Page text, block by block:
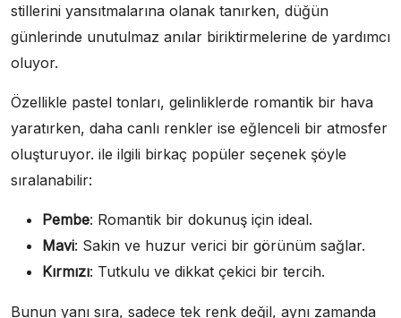
stillerini yansıtmalarına olanak tanırken, düğün
günlerinde unutulmaz anılar biriktirmelerine de yardımcı
oluyor.
Özellikle pastel tonları, gelinliklerde romantik bir hava
yaratırken, daha canlı renkler ise eğlenceli bir atmosfer
oluşturuyor. ile ilgili birkaç popüler seçenek şöyle
sıralanabilir:
Pembe: Romantik bir dokunuş için ideal.
Mavi: Sakin ve huzur verici bir görünüm sağlar.
Kırmızı: Tutkulu ve dikkat çekici bir tercih.
Bunun yanı sıra, sadece tek renk değil, aynı zamanda